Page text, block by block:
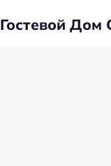
Удобства в
Гостевой Дом